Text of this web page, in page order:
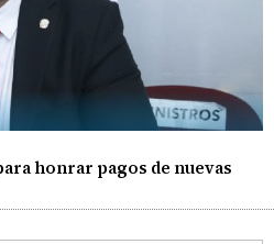
honrar pagos de nuevas